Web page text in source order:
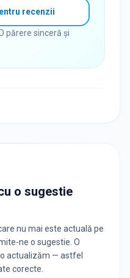
recenzii
părere sinceră și
o sugestie
nu mai este actuală pe
ne o sugestie. O
actualizăm — astfel
corecte.